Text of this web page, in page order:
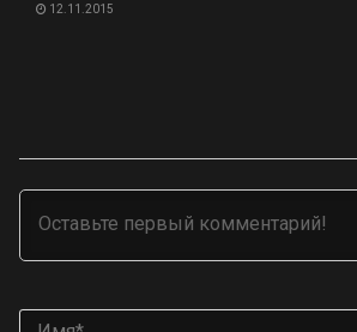
12.11.2015